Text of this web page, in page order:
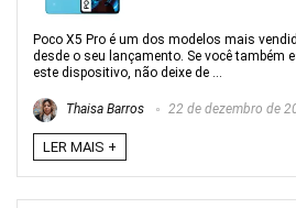
Poco X5 Pro é um dos modelos mais
desde o seu lançamento. Se você também
este dispositivo, não deixe de ...
Thaisa Barros 22 de dezembro de
LER MAIS +